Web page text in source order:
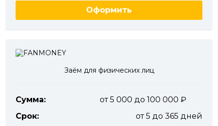
Оформить
Заём для физических лиц
Сумма:
от 5 000 до 100 000
Срок:
от 5 до 365 дней